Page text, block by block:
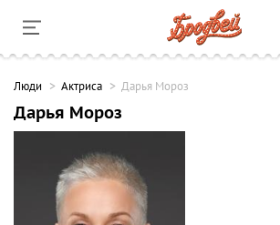
Люди Актриса Дарья Мороз
Дарья Мороз